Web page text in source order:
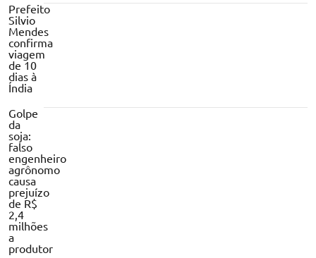
Prefeito
Silvio
Mendes
confirma
viagem
de 10
dias à
Índia
Golpe
da
soja:
falso
engenheiro
agrônomo
causa
prejuízo
de R$
2,4
milhões
a
produtor